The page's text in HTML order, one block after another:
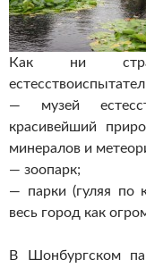
Как ни
— музей
красивейший
минералов и
— зоопарк;
— парки (гуляя по
весь город как
В Шонбургском